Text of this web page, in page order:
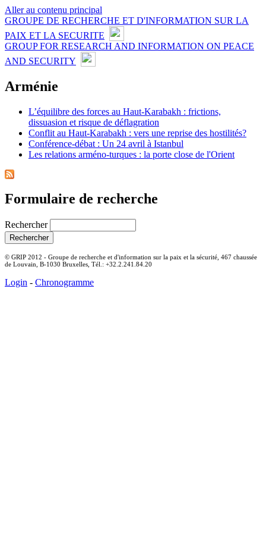
Aller au contenu principal
GROUPE DE RECHERCHE ET D'INFORMATION SUR LA
PAIX ET LA SECURITE
GROUP FOR RESEARCH AND INFORMATION ON PEACE
AND SECURITY
Arménie
L’équilibre des forces au Haut-Karabakh : frictions,
dissuasion et risque de déflagration
Conflit au Haut-Karabakh : vers une reprise des hostilités?
Conférence-débat : Un 24 avril à Istanbul
Les relations arméno-turques : la porte close de l'Orient
Formulaire de recherche
Rechercher
© GRIP 2012 - Groupe de recherche et d'information sur la paix et la sécurité, 467 chaussée
de Louvain, B-1030 Bruxelles, Tél.: +32.2.241.84.20
Login - Chronogramme